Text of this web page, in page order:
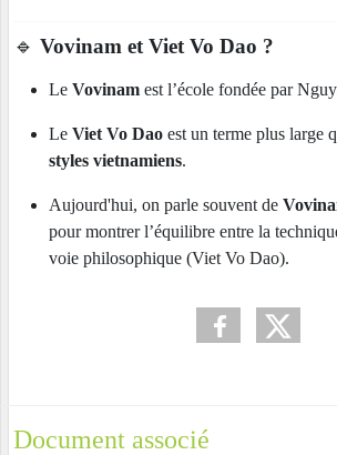
🔹 Vovinam et Viet Vo Dao ?
Le Vovinam est l’école fondée par
Le Viet Vo Dao est un terme plus large
styles vietnamiens.
Aujourd'hui, on parle souvent de
pour montrer l’équilibre entre la
voie philosophique (Viet Vo Dao).
Document associé